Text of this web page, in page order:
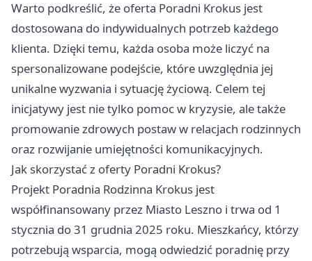
Warto podkreślić, że oferta Poradni Krokus jest
dostosowana do indywidualnych potrzeb każdego
klienta. Dzięki temu, każda osoba może liczyć na
spersonalizowane podejście, które uwzględnia jej
unikalne wyzwania i sytuację życiową. Celem tej
inicjatywy jest nie tylko pomoc w kryzysie, ale także
promowanie zdrowych postaw w relacjach rodzinnych
oraz rozwijanie umiejętności komunikacyjnych.
Jak skorzystać z oferty Poradni Krokus?
Projekt Poradnia Rodzinna Krokus jest
współfinansowany przez Miasto Leszno i trwa od 1
stycznia do 31 grudnia 2025 roku. Mieszkańcy, którzy
potrzebują wsparcia, mogą odwiedzić poradnię przy